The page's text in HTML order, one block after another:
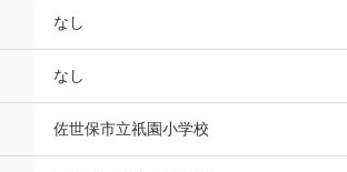
なし
なし
佐世保市立祇園小学校